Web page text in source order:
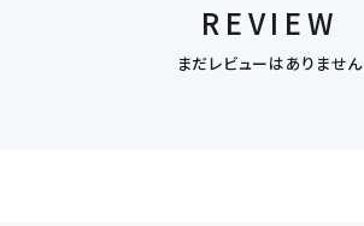
REVIEW
まだレビューはありません